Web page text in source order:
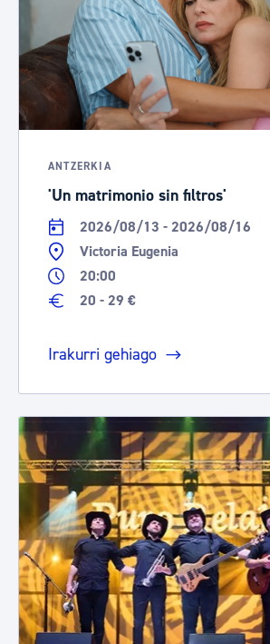
ANTZERKIA
'Un matrimonio sin filtros'
2026/08/13 - 2026/08/16
Victoria Eugenia
20:00
20 - 29 €
Irakurri gehiago